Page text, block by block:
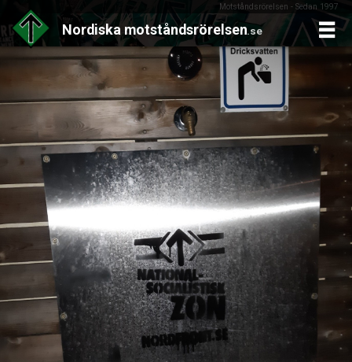
Motståndsrörelsen - Sedan 1997
Nordiska motståndsrörelsen.se
Skip
to
content